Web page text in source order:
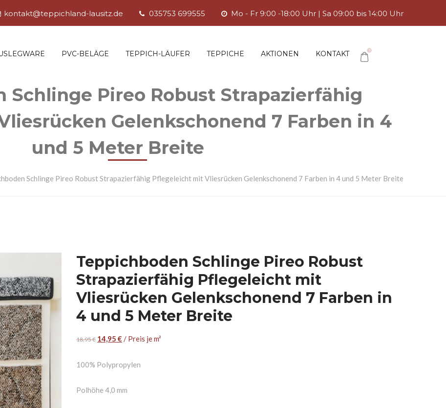
kontakt@teppichland-lausitz.de 035753 699555 Mo - Fr 9:00 -18:00 Uhr | Sa 09:00 bis 14:00 Uhr
PVC-BELÄGE TEPPICH-LÄUFER TEPPICHE AKTIONEN KONTAKT 0
Schlinge Pireo Robust Strapazierfähig
Gelenkschonend 7 Farben in 4
und 5 Meter Breite
Schlinge Pireo Robust Strapazierfähig Pflegeleicht mit Vliesrücken Gelenkschonend 7 Farben in 4 und 5 Meter Breite
Teppichboden Schlinge Pireo Robust
Strapazierfähig Pflegeleicht mit
Vliesrücken Gelenkschonend 7 Farben in
4 und 5 Meter Breite
18,95€ 14,95 € / Preis je m²
100% Polypropylen
Polhöhe 4,0 mm